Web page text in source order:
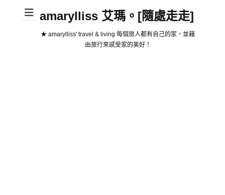
amarylliss 艾瑪。[隨處走走]
★ amarylliss' travel & living 每個旅人都有自己的家，並藉
由旅行來感受家的美好！